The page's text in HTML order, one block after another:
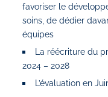
favoriser le
soins, de dédier
équipes
La réécriture du
2024 – 2028
L’évaluation en